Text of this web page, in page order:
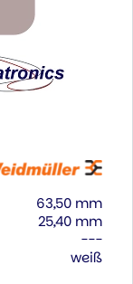
63,50 mm
25,40 mm
---
weiß